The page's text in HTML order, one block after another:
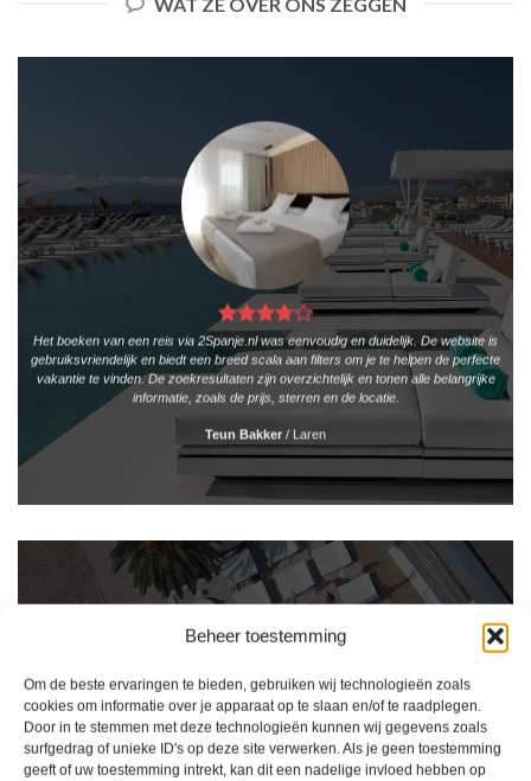
Beheer toestemming
Om de beste ervaringen te bieden, gebruiken wij technologieën zoals
cookies om informatie over je apparaat op te slaan en/of te raadplegen.
Door in te stemmen met deze technologieën kunnen wij gegevens zoals
surfgedrag of unieke ID's op deze site verwerken. Als je geen toestemming
geeft of uw toestemming intrekt, kan dit een nadelige invloed hebben op
Het boeken van een reis via 2Spanje.nl was eenvoudig en duidelijk. De website is
gebruiksvriendelijk en biedt een breed scala aan filters om je te helpen de perfecte
vakantie te vinden. De zoekresultaten zijn overzichtelijk en tonen alle belangrijke
informatie, zoals de prijs, sterren en de locatie.
Teun Bakker / Laren